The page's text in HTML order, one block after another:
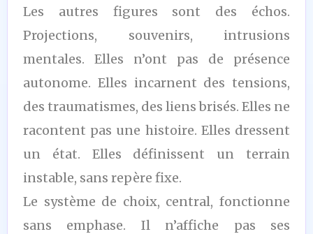
Les autres figures sont des échos.
Projections, souvenirs, intrusions
mentales. Elles n’ont pas de présence
autonome. Elles incarnent des tensions,
des traumatismes, des liens brisés. Elles ne
racontent pas une histoire. Elles dressent
un état. Elles définissent un terrain
instable, sans repère fixe.
Le système de choix, central, fonctionne
sans emphase. Il n’affiche pas ses